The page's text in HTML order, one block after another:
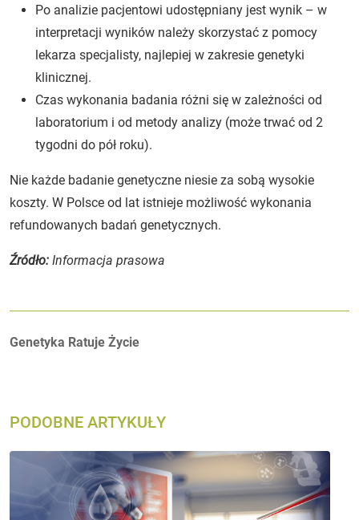
Po analizie pacjentowi udostępniany jest wynik – w
interpretacji wyników należy skorzystać z pomocy
lekarza specjalisty, najlepiej w zakresie genetyki
klinicznej.
Czas wykonania badania różni się w zależności od
laboratorium i od metody analizy (może trwać od 2
tygodni do pół roku).
Nie każde badanie genetyczne niesie za sobą wysokie
koszty. W Polsce od lat istnieje możliwość wykonania
refundowanych badań genetycznych.
Źródło: Informacja prasowa
Autorzy:
Genetyka Ratuje Życie
PODOBNE ARTYKUŁY